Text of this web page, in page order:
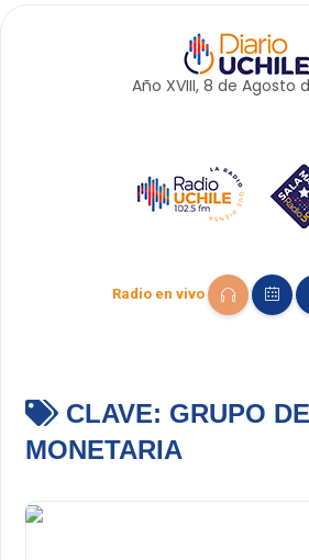
Año XVIII, 8 de Agosto
Radio en vivo
CLAVE: GRUPO
MONETARIA